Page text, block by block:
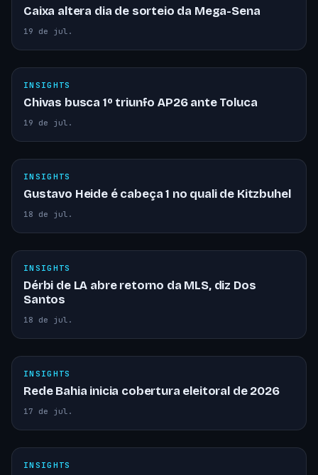
Caixa altera dia de sorteio da Mega-Sena
19 de jul.
INSIGHTS
Chivas busca 1º triunfo AP26 ante Toluca
19 de jul.
INSIGHTS
Gustavo Heide é cabeça 1 no quali de Kitzbuhel
18 de jul.
INSIGHTS
Dérbi de LA abre retorno da MLS, diz Dos
Santos
18 de jul.
INSIGHTS
Rede Bahia inicia cobertura eleitoral de 2026
17 de jul.
INSIGHTS